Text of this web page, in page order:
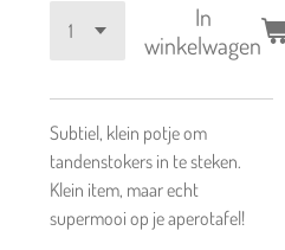
In
winkelwagen
Subtiel, klein potje om
tandenstokers in te steken.
Klein item, maar echt
supermooi op je aperotafel!